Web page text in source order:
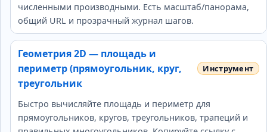
численными производными. Есть масштаб/панорама,
общий URL и прозрачный журнал шагов.
Геометрия 2D — площадь и
периметр (прямоугольник, круг,
треугольник
Быстро вычисляйте площадь и периметр для
прямоугольников, кругов, треугольников, трапеций и